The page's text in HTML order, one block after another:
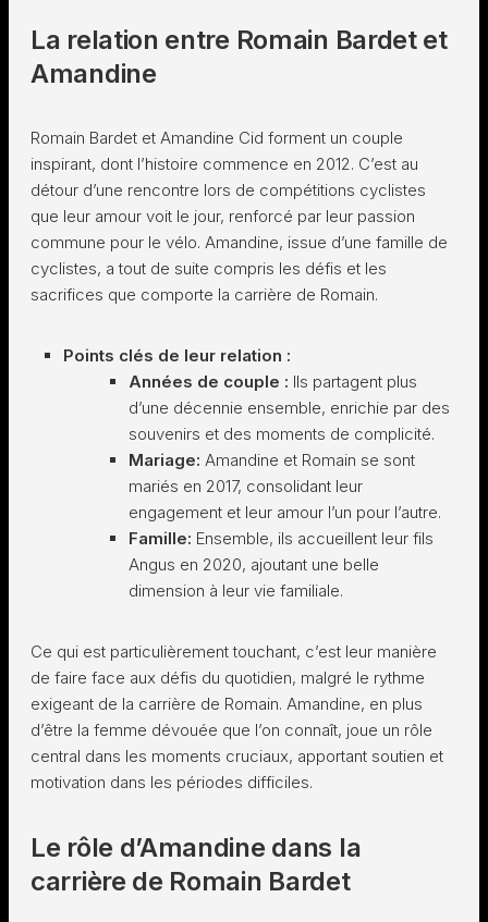
La relation entre Romain Bardet et
Amandine
Romain Bardet et Amandine Cid forment un couple
inspirant, dont l’histoire commence en 2012. C’est au
détour d’une rencontre lors de compétitions cyclistes
que leur amour voit le jour, renforcé par leur passion
commune pour le vélo. Amandine, issue d’une famille de
cyclistes, a tout de suite compris les défis et les
sacrifices que comporte la carrière de Romain.
Points clés de leur relation :
Années de couple : Ils partagent plus
d’une décennie ensemble, enrichie par des
souvenirs et des moments de complicité.
Mariage: Amandine et Romain se sont
mariés en 2017, consolidant leur
engagement et leur amour l’un pour l’autre.
Famille: Ensemble, ils accueillent leur fils
Angus en 2020, ajoutant une belle
dimension à leur vie familiale.
Ce qui est particulièrement touchant, c’est leur manière
de faire face aux défis du quotidien, malgré le rythme
exigeant de la carrière de Romain. Amandine, en plus
d’être la femme dévouée que l’on connaît, joue un rôle
central dans les moments cruciaux, apportant soutien et
motivation dans les périodes difficiles.
Le rôle d’Amandine dans la
carrière de Romain Bardet